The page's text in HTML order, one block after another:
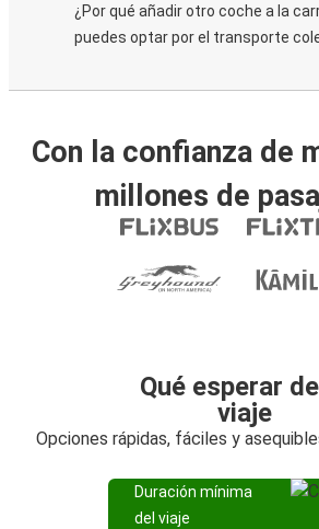
¿Por qué añadir otro coche a la
puedes optar por el transporte
Con la confianza de
millones de
Qué esperar
viaje
Opciones rápidas, fáciles y
Duración mínima
del viaje